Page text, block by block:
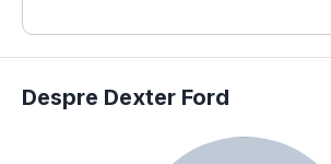
Despre Dexter Ford